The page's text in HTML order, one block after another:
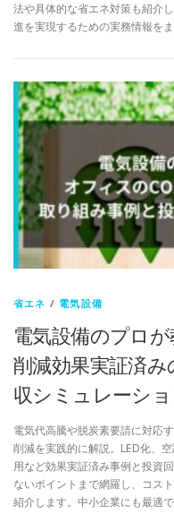
法や具体的な省エネ対策も紹介
進を実現するための実務情報をま
省エネ / 電気設備
電気設備のプロ
削減効果実証済
収シミュレーシ
電気代高騰や脱炭素要請に対応
削減を実践的に解説。LED化、
用など効果実証済み事例と投資
ないポイントまで網羅し、コス
紹介します。中小企業にも最適で